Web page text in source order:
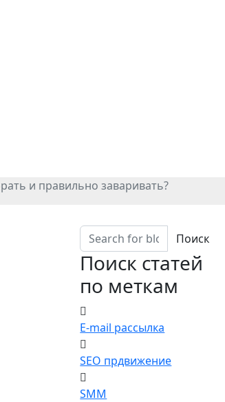
и правильно заваривать?
Поиск
Поиск статей
по меткам
E-mail рассылка
SEO прдвижение
SMM